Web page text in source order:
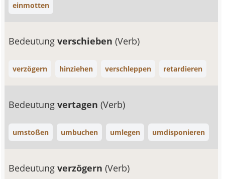
einmotten
Bedeutungverschieben(Verb)
verzögern hinziehen verschleppen retardieren
Bedeutungvertagen(Verb)
umstoßen umbuchen umlegen umdisponieren
Bedeutungverzögern(Verb)